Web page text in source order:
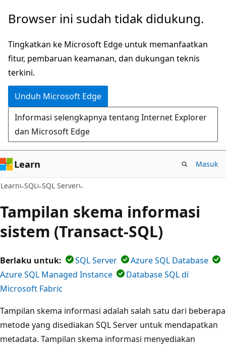
Lompati
konten
utama
Browser ini sudah tidak didukung.
Tingkatkan ke Microsoft Edge untuk memanfaatkan
fitur, pembaruan keamanan, dan dukungan teknis
terkini.
Unduh Microsoft Edge
Informasi selengkapnya tentang Internet Explorer
dan Microsoft Edge
Learn Masuk
Learn SQL SQL Server
Tampilan skema informasi
sistem (Transact-SQL)
Berlaku untuk: SQL Server
Azure SQL Database
Azure SQL Managed Instance
Database SQL di
Microsoft Fabric
Tampilan skema informasi adalah salah satu dari beberapa
metode yang disediakan SQL Server untuk mendapatkan
metadata. Tampilan skema informasi menyediakan